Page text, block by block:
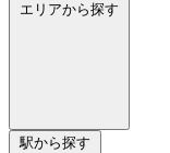
エリアから探す
駅から探す